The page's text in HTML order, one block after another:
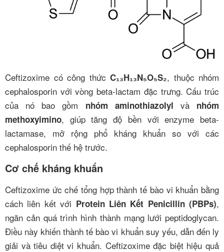
Ceftizoxime có công thức C₁₃H₁₃N₅O₅S₂, thuộc nhóm
cephalosporin với vòng beta-lactam đặc trưng. Cấu trúc
của nó bao gồm nhóm aminothiazolyl và nhóm
methoxyimino, giúp tăng độ bền với enzyme beta-
lactamase, mở rộng phổ kháng khuẩn so với các
cephalosporin thế hệ trước.
Cơ chế kháng khuẩn
Ceftizoxime ức chế tổng hợp thành tế bào vi khuẩn bằng
cách liên kết với Protein Liên Kết Penicillin (PBPs),
ngăn cản quá trình hình thành mạng lưới peptidoglycan.
Điều này khiến thành tế bào vi khuẩn suy yếu, dẫn đến ly
giải và tiêu diệt vi khuẩn. Ceftizoxime đặc biệt hiệu quả